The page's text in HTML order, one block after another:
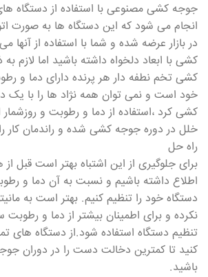
جوجه کشی مصنوعی با استفاده از دستگاه
انجام می شود که این دستگاه ها به صورت
در بازار عرضه شده و شما با استفاده از آنها
کشی با ابعاد دلخواه داشته باشید اما لازم
کشی تخم نطفه دار هر پرنده دارای دما و
خود است و نمی توان همه نژاد ها را با یک
کشی کرد ،استفاده از دما و رطوبت و
خلل در دوره جوجه کشی شده و راندمان کار
راه حل
برای جلوگیری از این اشتباه بهتر است قبل از
اطلاع داشته باشیم و نسبت به آن دما و
دستگاه خود را تنظیم کنیم. بهتر است به
نکرده و برای اطمینان بیشتر از دما و
تنظیم دستگاه استفاده شود.از دستگاه های
کنید تا کمترین دخالت دست را در دوران
باشید.